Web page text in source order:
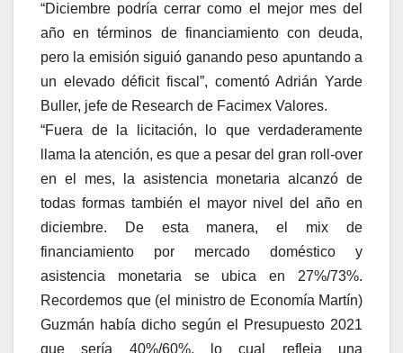
“Diciembre podría cerrar como el mejor mes del
año en términos de financiamiento con deuda,
pero la emisión siguió ganando peso apuntando a
un elevado déficit fiscal”, comentó Adrián Yarde
Buller, jefe de Research de Facimex Valores.
“Fuera de la licitación, lo que verdaderamente
llama la atención, es que a pesar del gran roll-over
en el mes, la asistencia monetaria alcanzó de
todas formas también el mayor nivel del año en
diciembre. De esta manera, el mix de
financiamiento por mercado doméstico y
asistencia monetaria se ubica en 27%/73%.
Recordemos que (el ministro de Economía Martín)
Guzmán había dicho según el Presupuesto 2021
que sería 40%/60%, lo cual refleja una